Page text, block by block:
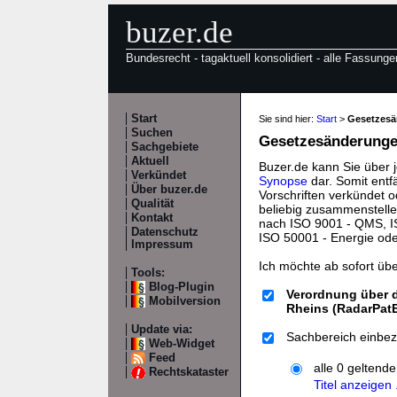
buzer.de
Bundesrecht - tagaktuell konsolidiert - alle
Start
Suchen
Sachgebiete
Aktuell
Verkündet
Über buzer.de
Qualität
Kontakt
Datenschutz
Impressum
Tools:
Blog-Plugin
Mobilversion
Update via:
Web-Widget
Feed
Rechtskataster
Sie sind hier: Start >
Buzer.de kann Sie über
Synopse dar. Somit
Vorschriften verkündet
beliebig
nach ISO 9001 - QMS,
ISO 50001 - Energie
Ich möchte ab sofort
Verordnung über
Rheins
Sachbereich
alle 0
Titel anzeigen